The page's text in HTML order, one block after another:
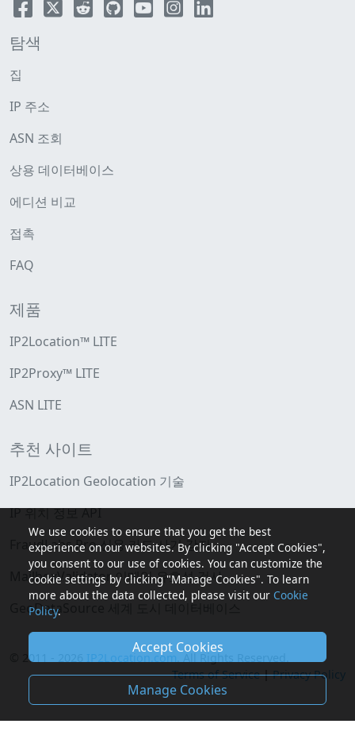
탐색
집
IP 주소
ASN 조회
상용 데이터베이스
에디션 비교
접촉
FAQ
제품
IP2Location™ LITE
IP2Proxy™ LITE
ASN LITE
추천 사이트
IP2Location Geolocation 기술
IP 위치 정보 API
FraudLabs Pro 신용 카드 사기 감지
MailboxValidator 이메일 유효성 검사
GeoDataSource 세계 도시 데이터베이스
© 2011 - 2026 IP2Location.com
Terms of Service|Privacy Policy
We use cookies to ensure that you get the best
experience on our websites. By clicking "Accept Cookies",
you consent to our use of cookies. You can customize the
cookie settings by clicking "Manage Cookies". To learn
more about the data collected, please visit our Cookie
Policy.
Accept Cookies
Manage Cookies